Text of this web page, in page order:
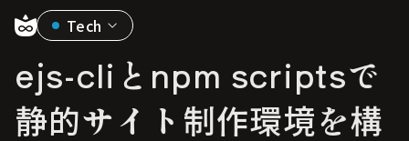
Tech
ejs-cliとnpm scriptsで
静的サイト制作環境を構